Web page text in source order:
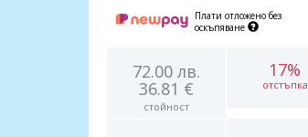
Плати отложено без
оскъпяване
72.00 лв.
36.81 €
стойност
17%
отстъпка